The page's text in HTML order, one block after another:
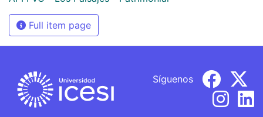
Full item page
Síguenos